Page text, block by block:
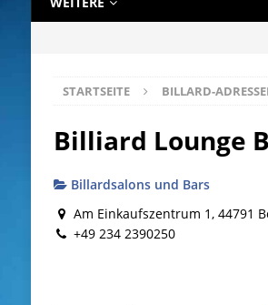
STARTSEITE BILLARD-
Billiard Lounge
Billardsalons und Bars
Am Einkaufszentrum 1, 44791
+49 234 2390250